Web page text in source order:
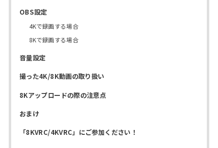
OBS設定
4Kで録画する場合
8Kで録画する場合
音量設定
撮った4K/8K動画の取り扱い
8Kアップロードの際の注意点
おまけ
「8KVRC/4KVRC」にご参加ください！